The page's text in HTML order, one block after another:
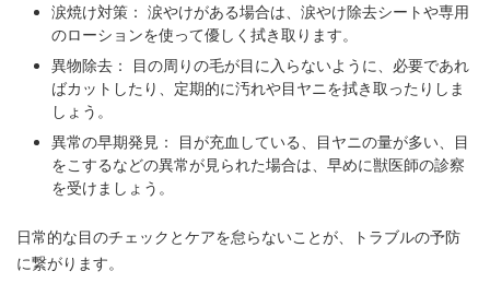
涙焼け対策： 涙やけがある場合は、涙やけ除去シートや専用
のローションを使って優しく拭き取ります。
異物除去： 目の周りの毛が目に入らないように、必要であれ
ばカットしたり、定期的に汚れや目ヤニを拭き取ったりしま
しょう。
異常の早期発見： 目が充血している、目ヤニの量が多い、目
をこするなどの異常が見られた場合は、早めに獣医師の診察
を受けましょう。
日常的な目のチェックとケアを怠らないことが、トラブルの予防
に繋がります。